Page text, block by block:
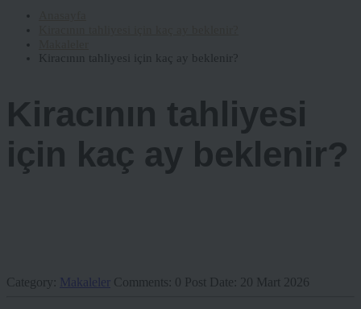
Kiracının tahliyesi için kaç ay beklenir?
Kiracının tahliyesi
için kaç ay beklenir?
Category: Makaleler Comments: 0 Post Date: 20 Mart 2026